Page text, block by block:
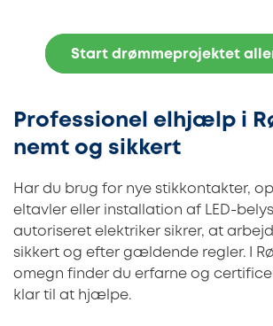
Start drømmeprojektet
Professionel elhjælp i
nemt og sikkert
Har du brug for nye stikkontakter,
eltavler eller installation af LED-
autoriseret elektriker sikrer, at
sikkert og efter gældende regler. I
omegn finder du erfarne og
klar til at hjælpe.